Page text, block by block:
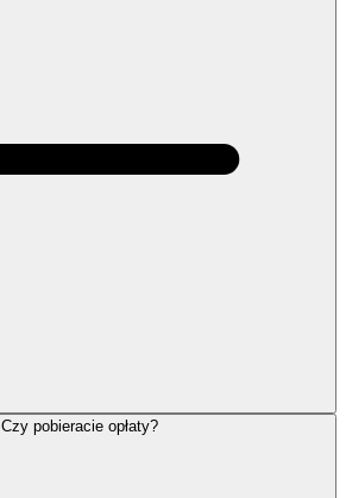
Czy pobieracie opłaty?